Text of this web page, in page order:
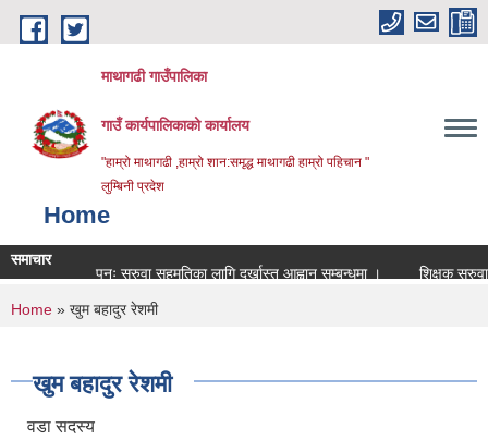
Skip to main content
माथागढी गाउँपालिका
गाउँ कार्यपालिकाको कार्यालय
"हाम्रो माथागढी ,हाम्रो शान:समृद्ध माथागढी हाम्रो पहिचान "
लुम्बिनी प्रदेश
Home
समाचार
पुनः सरुवा सहमतिका लागि दर्खास्त आह्वान सम्बन्धमा ।
शिक्षक सरुवा
You are here
Home » खुम बहादुर रेशमी
खुम बहादुर रेशमी
वडा सदस्य